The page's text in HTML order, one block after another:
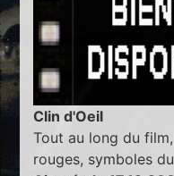
Clin d'Oeil
Tout au long du
rouges, symboles